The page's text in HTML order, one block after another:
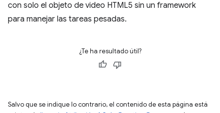
con solo el objeto de video HTML5 sin un framework
para manejar las tareas pesadas.
¿Te ha resultado útil?
Salvo que se indique lo contrario, el contenido de esta página está